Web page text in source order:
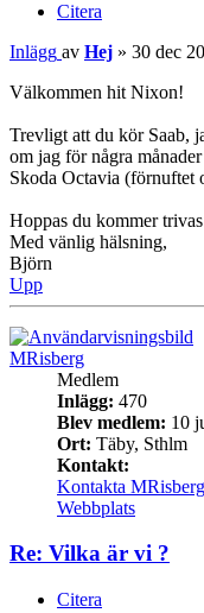
Citera
Inlägg av Hej » 30 dec
Välkommen hit Nixon!
Trevligt att du kör Saab,
om jag för några
Skoda Octavia (förnuftet
Hoppas du kommer
Med vänlig hälsning,
Björn
Upp
MRisberg
Medlem
Inlägg: 470
Blev medlem: 10
Ort: Täby, Sthlm
Kontakt:
Kontakta MRisberg
Webbplats
Re: Vilka är vi ?
Citera